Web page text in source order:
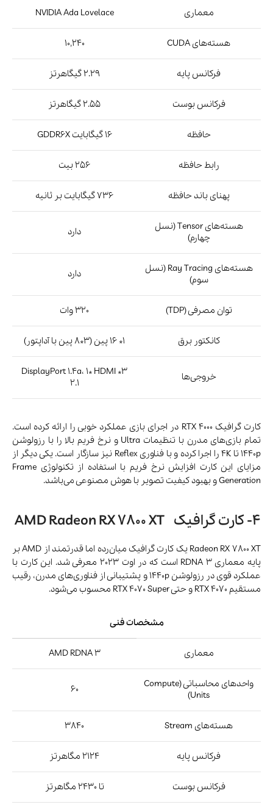
معماری NVIDIA Ada Lovelace
هسته‌های CUDA 10,240
فرکانس پایه 2.29 گیگاهرتز
فرکانس بوست 2.55 گیگاهرتز
حافظه 16 گیگابایت GDDR6X
رابط حافظه 256 بیت
پهنای باند حافظه 736 گیگابایت بر ثانیه
هسته‌های Tensor (نسل
چهارم)
دارد
هسته‌های Ray Tracing (نسل
سوم)
دارد
توان مصرفی (TDP) 320 وات
کانکتور برق 1* 16 پین (3*8 پین با آداپتور)
خروجی‌ها
3* DisplayPort 1.4a، 1* HDMI
2.1
کارت گرافیک‌ RTX 4000 در اجرای بازی عملکرد خوبی را ارائه کرده است.
تمام بازی‌های مدرن با تنظیمات Ultra و نرخ فریم بالا را با رزولوشن
1440p تا 4K را اجرا کرده و با فناوری Reflex نیز سازگار است. یکی دیگر از
مزایای این کارت افزایش نرخ فریم با استفاده از تکنولوژی Frame
Generation و بهبود کیفیت تصویر با هوش مصنوعی می‌باشد.
4- کارت گرافیک AMD Radeon RX 7800 XT
Radeon RX 7800 XT یک کارت گرافیک میان‌رده اما قدرتمند از AMD بر
پایه معماری RDNA 3 است که در اوت 2023 معرفی شد. این کارت با
عملکرد قوی در رزولوشن 1440p و پشتیبانی از فناوری‌های مدرن، رقیب
مستقیم RTX 4070 و حتی RTX 4070 Super محسوب می‌شود.
مشخصات فنی
معماری AMD RDNA 3
واحدهای محاسباتی (Compute
Units)
60
هسته‌های Stream 3840
فرکانس پایه 2124 مگاهرتز
فرکانس بوست تا 2430 مگاهرتز